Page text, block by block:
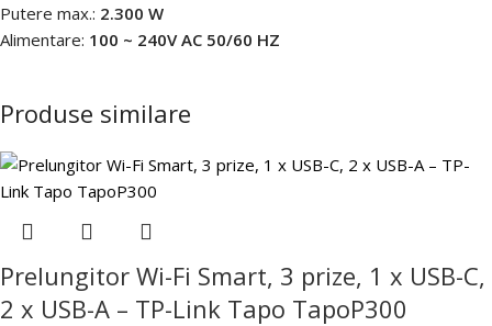
Putere max.: 2.300 W
Alimentare: 100 ~ 240V AC 50/60 HZ
Produse similare
Prelungitor Wi-Fi Smart, 3 prize, 1 x USB-C,
2 x USB-A – TP-Link Tapo TapoP300